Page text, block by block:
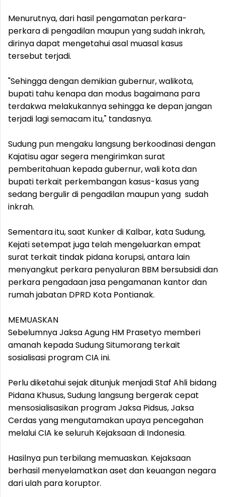
Menurutnya, dari hasil pengamatan perkara-
perkara di pengadilan maupun yang sudah inkrah,
dirinya dapat mengetahui asal muasal kasus
tersebut terjadi.
"Sehingga dengan demikian gubernur, walikota,
bupati tahu kenapa dan modus bagaimana para
terdakwa melakukannya sehingga ke depan jangan
terjadi lagi semacam itu," tandasnya.
Sudung pun mengaku langsung berkoodinasi dengan
Kajatisu agar segera mengirimkan surat
pemberitahuan kepada gubernur, wali kota dan
bupati terkait perkembangan kasus-kasus yang
sedang bergulir di pengadilan maupun yang sudah
inkrah.
Sementara itu, saat Kunker di Kalbar, kata Sudung,
Kejati setempat juga telah mengeluarkan empat
surat terkait tindak pidana korupsi, antara lain
menyangkut perkara penyaluran BBM bersubsidi dan
perkara pengadaan jasa pengamanan kantor dan
rumah jabatan DPRD Kota Pontianak.
MEMUASKAN
Sebelumnya Jaksa Agung HM Prasetyo memberi
amanah kepada Sudung Situmorang terkait
sosialisasi program CIA ini.
Perlu diketahui sejak ditunjuk menjadi Staf Ahli bidang
Pidana Khusus, Sudung langsung bergerak cepat
mensosialisasikan program Jaksa Pidsus, Jaksa
Cerdas yang mengutamakan upaya pencegahan
melalui CIA ke seluruh Kejaksaan di Indonesia.
Hasilnya pun terbilang memuaskan. Kejaksaan
berhasil menyelamatkan aset dan keuangan negara
dari ulah para koruptor.